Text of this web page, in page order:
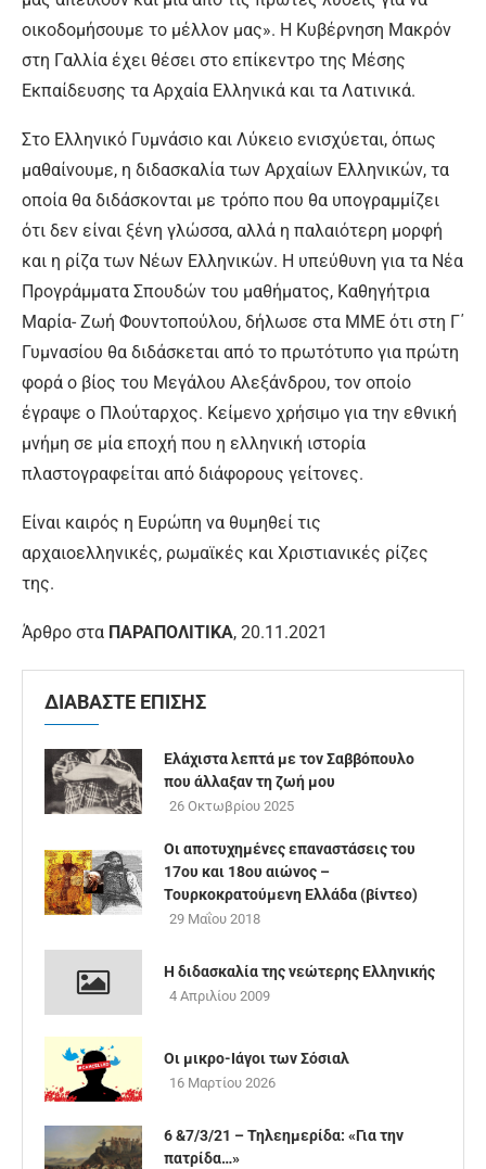
οικοδομήσουμε το μέλλον μας». Η Κυβέρνηση Μακρόν
στη Γαλλία έχει θέσει στο επίκεντρο της Μέσης
Εκπαίδευσης τα Αρχαία Ελληνικά και τα Λατινικά.
Στο Ελληνικό Γυμνάσιο και Λύκειο ενισχύεται, όπως
μαθαίνουμε, η διδασκαλία των Αρχαίων Ελληνικών, τα
οποία θα διδάσκονται με τρόπο που θα υπογραμμίζει
ότι δεν είναι ξένη γλώσσα, αλλά η παλαιότερη μορφή
και η ρίζα των Νέων Ελληνικών. Η υπεύθυνη για τα Νέα
Προγράμματα Σπουδών του μαθήματος, Καθηγήτρια
Μαρία- Ζωή Φουντοπούλου, δήλωσε στα ΜΜΕ ότι στη Γ΄
Γυμνασίου θα διδάσκεται από το πρωτότυπο για πρώτη
φορά ο βίος του Μεγάλου Αλεξάνδρου, τον οποίο
έγραψε ο Πλούταρχος. Κείμενο χρήσιμο για την εθνική
μνήμη σε μία εποχή που η ελληνική ιστορία
πλαστογραφείται από διάφορους γείτονες.
Είναι καιρός η Ευρώπη να θυμηθεί τις
αρχαιοελληνικές, ρωμαϊκές και Χριστιανικές ρίζες
της.
Άρθρο στα ΠΑΡΑΠΟΛΙΤΙΚΑ, 20.11.2021
ΔΙΑΒΑΣΤΕ ΕΠΙΣΗΣ
Ελάχιστα λεπτά με τον Σαββόπουλο
που άλλαξαν τη ζωή μου
26 Οκτωβρίου 2025
Οι αποτυχημένες επαναστάσεις του
17ου και 18ου αιώνος –
Τουρκοκρατούμενη Ελλάδα (βίντεο)
29 Μαΐου 2018
Η διδασκαλία της νεώτερης Ελληνικής
4 Απριλίου 2009
Οι μικρο-Ιάγοι των Σόσιαλ
16 Μαρτίου 2026
6 &7/3/21 – Τηλεημερίδα: «Για την
πατρίδα…»